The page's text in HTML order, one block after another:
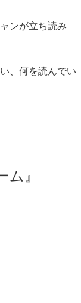
ンが立ち読み
、何を読んでい
』